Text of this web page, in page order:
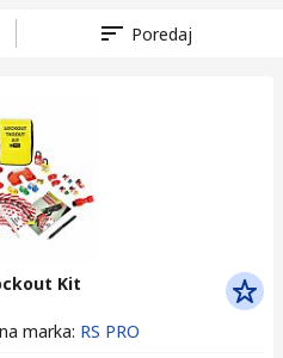
Poredaj
Kit
marka: RS PRO